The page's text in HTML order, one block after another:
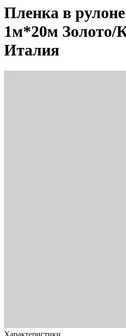
Пленка в
1м*20м Золото/
Италия
Характеристики